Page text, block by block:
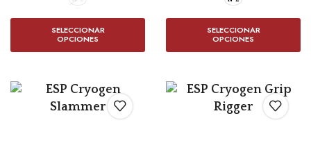
SELECCIONAR
OPCIONES
SELECCIONAR
OPCIONES